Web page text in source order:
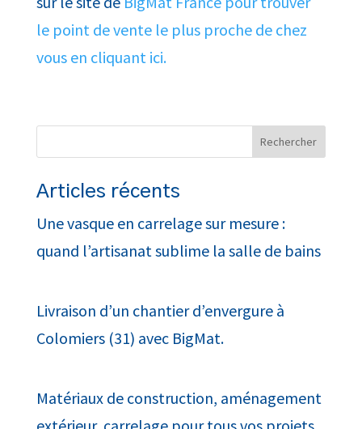
le point de vente le plus proche de chez
vous en cliquant ici.
Articles récents
Une vasque en carrelage sur mesure :
quand l’artisanat sublime la salle de bains
Livraison d’un chantier d’envergure à
Colomiers (31) avec BigMat.
Matériaux de construction, aménagement